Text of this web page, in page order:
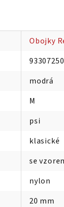
Obojky
modrá
M
psi
klasické
se
nylon
20 mm